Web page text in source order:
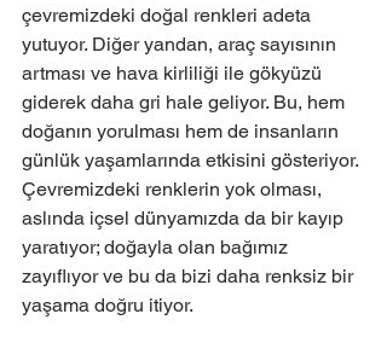
çevremizdeki doğal renkleri adeta
yutuyor. Diğer yandan, araç sayısının
artması ve hava kirliliği ile gökyüzü
giderek daha gri hale geliyor. Bu, hem
doğanın yorulması hem de insanların
günlük yaşamlarında etkisini gösteriyor.
Çevremizdeki renklerin yok olması,
aslında içsel dünyamızda da bir kayıp
yaratıyor; doğayla olan bağımız
zayıflıyor ve bu da bizi daha renksiz bir
yaşama doğru itiyor.